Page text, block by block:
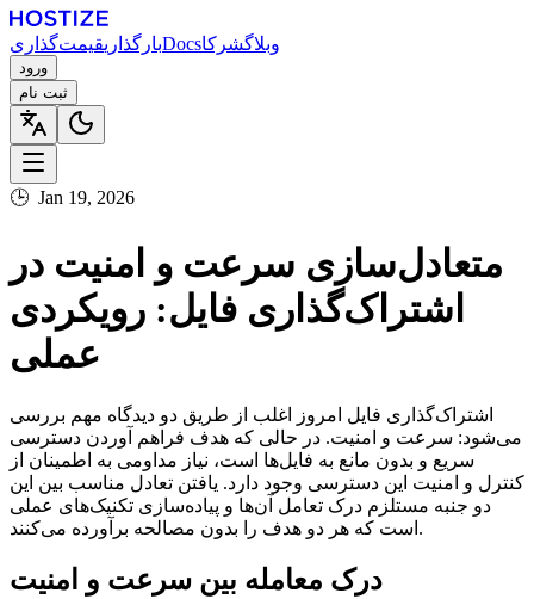
بارگذاریقیمت‌گذاری Docs وبلاگشرکا
ورود
ثبت نام
🕒 Jan 19, 2026
متعادل‌سازی سرعت و امنیت در
اشتراک‌گذاری فایل: رویکردی
عملی
اشتراک‌گذاری فایل امروز اغلب از طریق دو دیدگاه مهم بررسی
می‌شود: سرعت و امنیت. در حالی که هدف فراهم آوردن دسترسی
سریع و بدون مانع به فایل‌ها است، نیاز مداومی به اطمینان از
کنترل و امنیت این دسترسی وجود دارد. یافتن تعادل مناسب بین این
دو جنبه مستلزم درک تعامل آن‌ها و پیاده‌سازی تکنیک‌های عملی
است که هر دو هدف را بدون مصالحه برآورده می‌کنند.
درک معامله بین سرعت و امنیت